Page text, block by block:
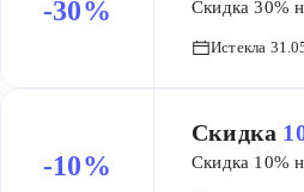
-30% Скидка 30%
Истекла
-10%
Скидка
Скидка 10%